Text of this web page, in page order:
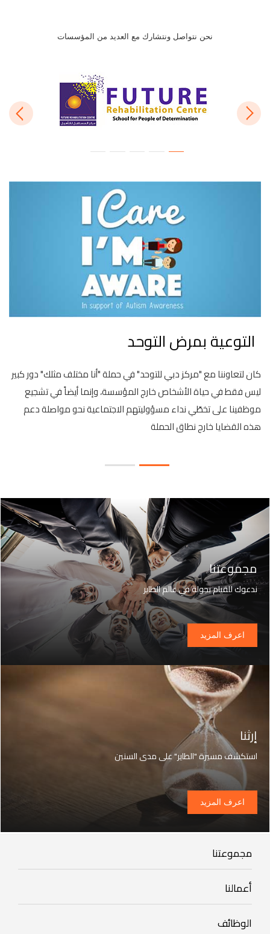
نحن نتواصل ونتشارك مع العديد من المؤسسات
التوعية بمرض التوحد
كان لتعاوننا مع "مركز دبي للتوحد" في حملة "أنا مختلف مثلك" دور كبير
ليس فقط في حياة الأشخاص خارج المؤسسة، وإنما أيضاً في تشجيع
موظفينا على تخطّي نداء مسؤوليتهم الاجتماعية نحو مواصلة دعم
هذه القضايا خارج نطاق الحملة
مجموعتنا
ندعوك للقيام بجولة في عالم الطاير
اعرف المزيد
إرثنا
استكشف مسيرة "الطاير" على مدى السنين
اعرف المزيد
Our
Group
مجموعتنا
Our
Businesses
أعمالنا
Footer
الوظائف